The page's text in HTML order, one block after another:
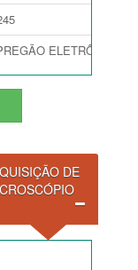
ELETRÔNICO
DE